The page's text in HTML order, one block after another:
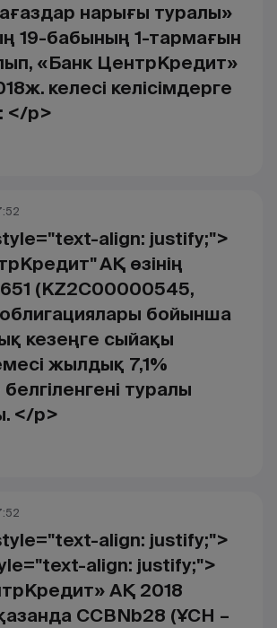
нарығы туралы»
19-бабының 1-тармағын
«Банк ЦентрКредит»
келесі келісімдерге
</p>
align: justify;">
АҚ өзінің
(KZ2C00000545,
бойынша
кезеңге сыйақы
жылдық 7,1%
туралы
</p>
align: justify;">
align: justify;">
АҚ 2018
CCBNb28 (ҰСН –